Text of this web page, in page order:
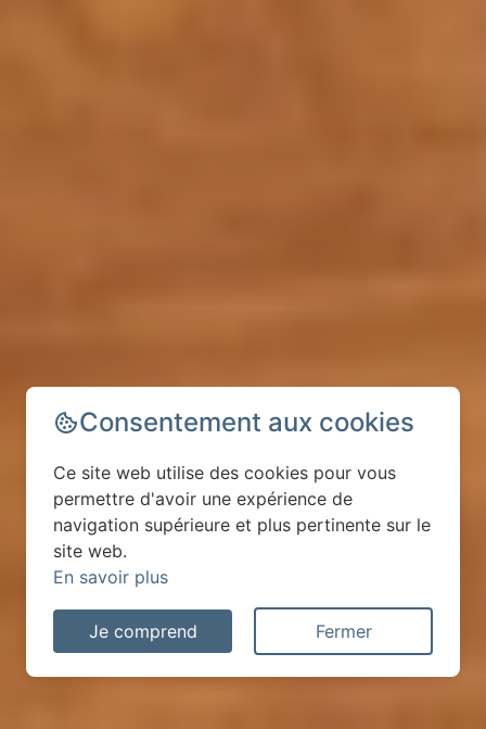
Consentement aux cookies
Ce site web utilise des cookies pour vous
permettre d'avoir une expérience de
navigation supérieure et plus pertinente sur le
site web.
En savoir plus
Je comprend Fermer